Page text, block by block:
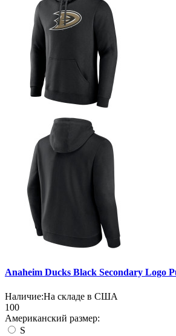
Anaheim Ducks Black Secondary Logo
Наличие:На складе в США
100
Американский размер:
S